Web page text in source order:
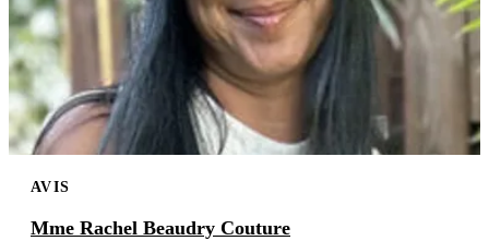
Publier un avis
Recherche
AVIS
Mme Rachel Beaudry Couture